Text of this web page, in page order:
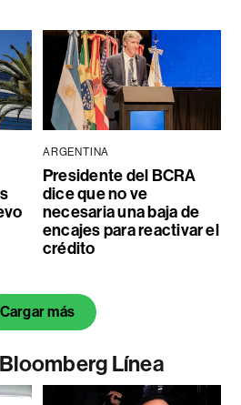
ARGENTINA
Presidente del BCRA
dice que no ve
necesaria una baja de
encajes para reactivar el
crédito
Cargar más
Línea